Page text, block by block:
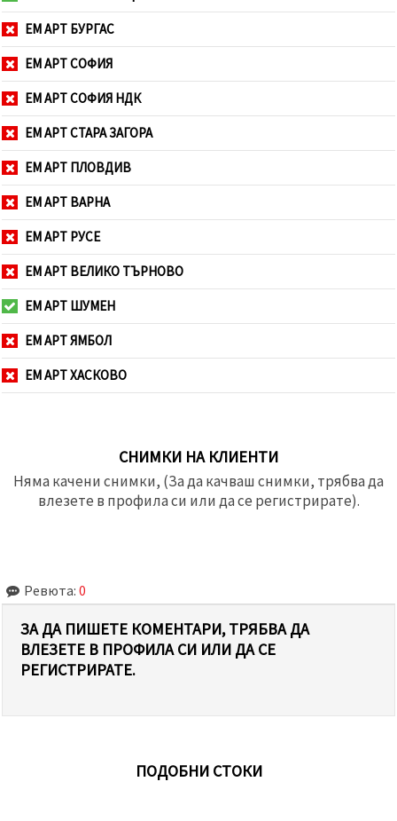
ЕМ АРТ БУРГАС
ЕМ АРТ СОФИЯ
ЕМ АРТ СОФИЯ НДК
ЕМ АРТ СТАРА ЗАГОРА
ЕМ АРТ ПЛОВДИВ
ЕМ АРТ ВАРНА
ЕМ АРТ РУСЕ
ЕМ АРТ ВЕЛИКО ТЪРНОВО
ЕМ АРТ ШУМЕН
ЕМ АРТ ЯМБОЛ
ЕМ АРТ ХАСКОВО
СНИМКИ НА КЛИЕНТИ
Няма качени снимки, (За да качваш снимки, трябва да
влезете в профила си или да се регистрирате).
Ревюта: 0
ЗА ДА ПИШЕТЕ КОМЕНТАРИ, ТРЯБВА ДА
ВЛЕЗЕТЕ В ПРОФИЛА СИ ИЛИ ДА СЕ
РЕГИСТРИРАТЕ.
ПОДОБНИ СТОКИ